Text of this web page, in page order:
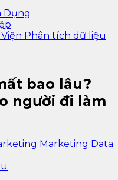
Dụng
Phân tích dữ liệu
bao lâu?
người đi làm
Marketing Data